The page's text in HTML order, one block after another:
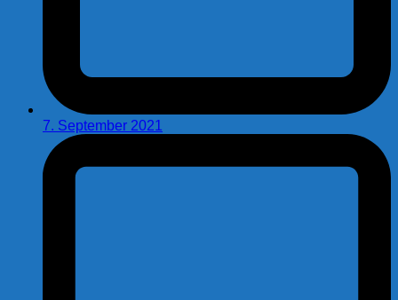
7. September 2021